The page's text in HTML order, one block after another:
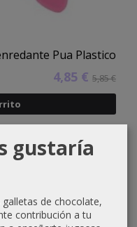
Pua Plastico
4,85 € 5,85 €
gustaría
de chocolate,
contribución a tu